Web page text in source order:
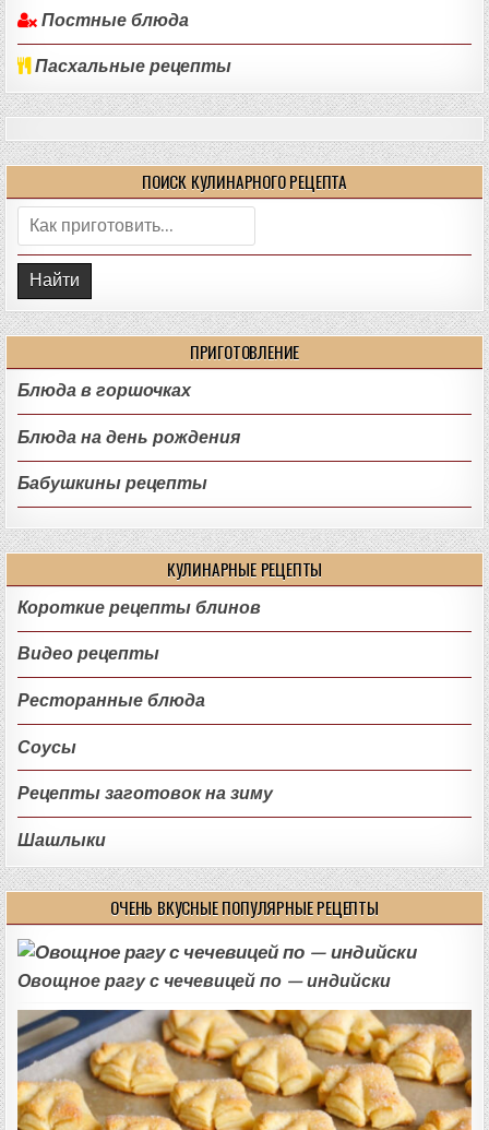
Постные блюда
Пасхальные рецепты
ПОИСК КУЛИНАРНОГО РЕЦЕПТА
Поиск:
ПРИГОТОВЛЕНИЕ
Блюда в горшочках
Блюда на день рождения
Бабушкины рецепты
КУЛИНАРНЫЕ РЕЦЕПТЫ
Короткие рецепты блинов
Видео рецепты
Ресторанные блюда
Соусы
Рецепты заготовок на зиму
Шашлыки
ОЧЕНЬ ВКУСНЫЕ ПОПУЛЯРНЫЕ РЕЦЕПТЫ
Овощное рагу с чечевицей по — индийски